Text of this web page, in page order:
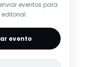
eventos para
evento